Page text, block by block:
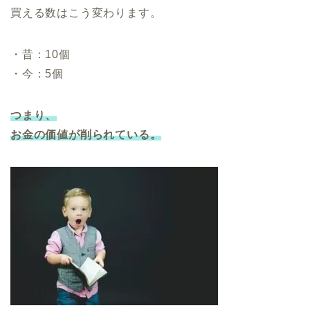
買える数はこう変わります。
・昔：10個
・今：5個
つまり、
お金の価値が削られている。